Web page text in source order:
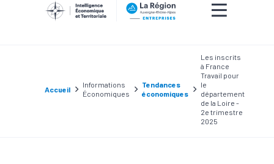
Accueil
Informations
Économiques
Tendances
économiques
Les inscrits
à France
Travail pour
le
département
de la Loire -
2e trimestre
2025